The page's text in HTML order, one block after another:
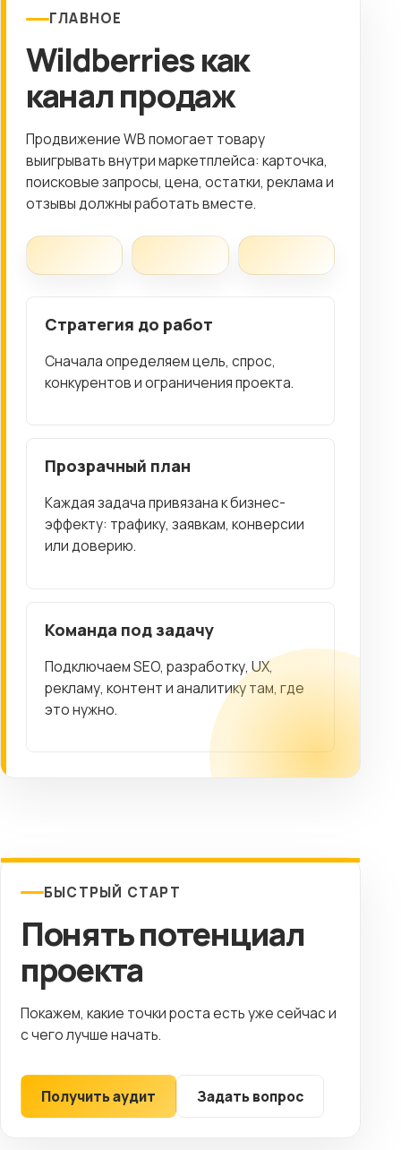
ГОРОД
Выберите
город
8 (499) 11-33-654
ГЛАВНОЕ
Wildberries как
канал продаж
Продвижение WB помогает товару
выигрывать внутри маркетплейса: карточка,
поисковые запросы, цена, остатки, реклама и
отзывы должны работать вместе.
Стратегия до работ
Сначала определяем цель, спрос,
конкурентов и ограничения проекта.
Прозрачный план
Каждая задача привязана к бизнес-
эффекту: трафику, заявкам, конверсии
или доверию.
Команда под задачу
Подключаем SEO, разработку, UX,
рекламу, контент и аналитику там, где
это нужно.
БЫСТРЫЙ СТАРТ
Понять потенциал
проекта
Покажем, какие точки роста есть уже сейчас и
с чего лучше начать.
Получить аудит Задать вопрос